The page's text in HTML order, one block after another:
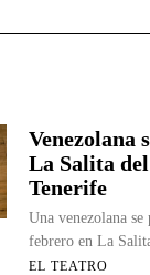
Venezolana
La Salita
Tenerife
Una venezolana
febrero en La
EL TEATRO